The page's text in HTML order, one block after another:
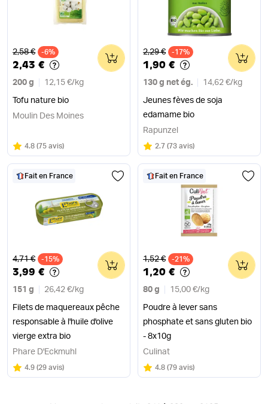
Ancien prix
2,58 € -6%
2,43 €
200 g 12,15 €/ kg
Tofu nature bio
0
Moulin Des Moines
Note
4.8 sur 5
(75 avis)
Ancien prix
2,29 € -17%
1,90 €
130 g net ég. 14,62 €/ kg
Jeunes fèves de soja
edamame bio
0
Rapunzel
Note
2.7 sur 5
(73 avis)
Fait en France
Ancien prix
4,71 € -15%
3,99 €
151 g 26,42 €/ kg
Filets de maquereaux pêche
responsable à l'huile d'olive
vierge extra bio
0
Phare D'Eckmuhl
Note
4.9 sur 5
(29 avis)
Fait en France
Ancien prix
1,52 € -21%
1,20 €
80 g 15,00 €/ kg
Poudre à lever sans
phosphate et sans gluten bio
- 8x10g
0
Culinat
Note
4.8 sur 5
(79 avis)